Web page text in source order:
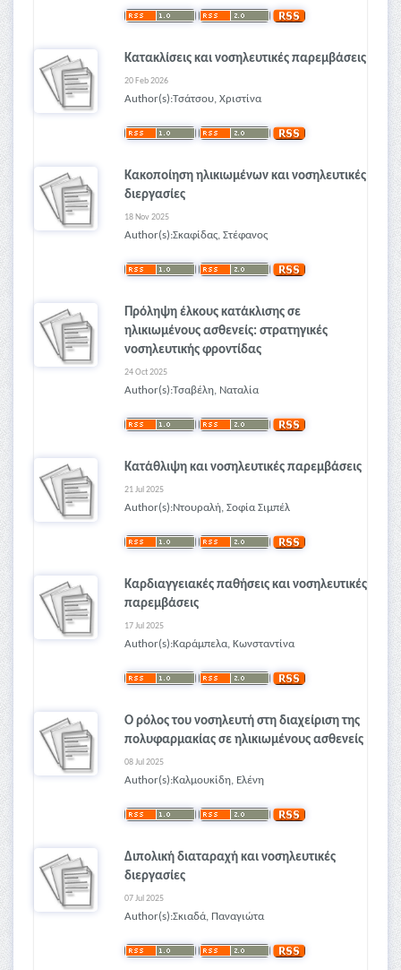
Κατακλίσεις και νοσηλευτικές παρεμβάσεις
20 Feb 2026
Author(s):Τσάτσου, Χριστίνα
Κακοποίηση ηλικιωμένων και νοσηλευτικές
διεργασίες
18 Nov 2025
Author(s):Σκαφίδας, Στέφανος
Πρόληψη έλκους κατάκλισης σε
ηλικιωμένους ασθενείς: στρατηγικές
νοσηλευτικής φροντίδας
24 Oct 2025
Author(s):Τσαβέλη, Ναταλία
Κατάθλιψη και νοσηλευτικές παρεμβάσεις
21 Jul 2025
Author(s):Ντουραλή, Σοφία Σιμπέλ
Καρδιαγγειακές παθήσεις και νοσηλευτικές
παρεμβάσεις
17 Jul 2025
Author(s):Καράμπελα, Κωνσταντίνα
Ο ρόλος του νοσηλευτή στη διαχείριση της
πολυφαρμακίας σε ηλικιωμένους ασθενείς
08 Jul 2025
Author(s):Καλμουκίδη, Ελένη
Διπολική διαταραχή και νοσηλευτικές
διεργασίες
07 Jul 2025
Author(s):Σκιαδά, Παναγιώτα